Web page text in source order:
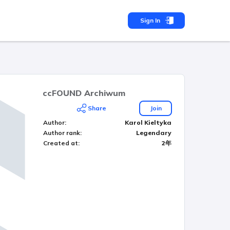
Sign In
ccFOUND Archiwum
Share
Join
Author:
Karol Kieltyka
Author rank:
Legendary
Created at: 2年